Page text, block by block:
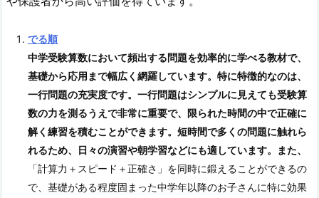
でる順
中学受験算数において頻出する問題を効率的に学べる教材で、
基礎から応用まで幅広く網羅しています。特に特徴的なのは、
一行問題の充実度です。一行問題はシンプルに見えても受験算
数の力を測るうえで非常に重要で、限られた時間の中で正確に
解く練習を積むことができます。短時間で多くの問題に触れら
れるため、日々の演習や朝学習などにも適しています。また、
「計算力＋スピード＋正確さ」を同時に鍛えることができるの
で、基礎がある程度固まった中学年以降のお子さんに特に効果